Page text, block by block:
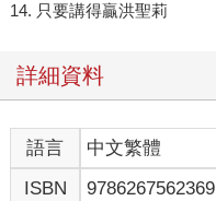
14. 只要講得贏洪聖莉
詳細資料
語言 中文繁體
ISBN
9786267562369